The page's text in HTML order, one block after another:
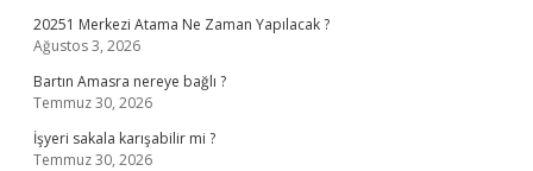
20251 Merkezi Atama Ne Zaman Yapılacak ?
Ağustos 3, 2026
Bartın Amasra nereye bağlı ?
Temmuz 30, 2026
İşyeri sakala karışabilir mi ?
Temmuz 30, 2026